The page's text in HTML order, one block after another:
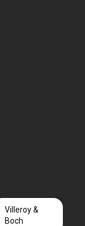
Villeroy &
Boch